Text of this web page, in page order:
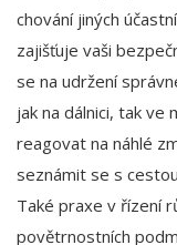
chování jiných
zajišťuje vaši
se na udržení
jak na dálnici, tak ve
reagovat na náhlé
seznámit se s
Také praxe v řízení
povětrnostních